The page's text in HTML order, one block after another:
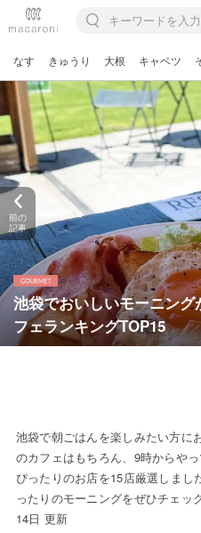
なす きゅうり 大根 キャベツ
池袋でおいしいモーニン
フェランキングTOP15
前の
記事
池袋で朝ごはんを楽しみたい方に
のカフェはもちろん、9時からや
ぴったりのお店を15店厳選しま
ったりのモーニングをぜひチェッ
14日 更新